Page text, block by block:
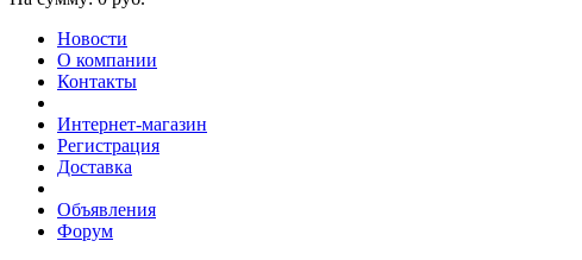
Новости
О компании
Контакты
Интернет-магазин
Регистрация
Доставка
Объявления
Форум